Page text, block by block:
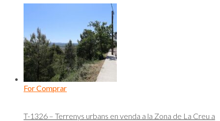
For Comprar
T-1326 – Terrenys urbans en venda a la Zona de La Creu a